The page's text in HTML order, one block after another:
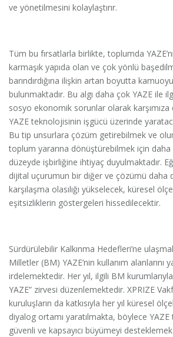
ve yönetilmesini kolaylaştırır.
Tüm bu fırsatlarla birlikte, toplumda
karmaşık yapıda olan ve çok yönlü
barındırdığına ilişkin artan boyutta kamuoyu
bulunmaktadır. Bu algı daha çok YAZE ile
sosyo ekonomik sorunlar olarak karşımıza
YAZE teknolojisinin işgücü üzerinde
Bu tip unsurlara çözüm getirebilmek ve
toplum yararına dönüştürebilmek için
düzeyde işbirliğine ihtiyaç duyulmaktadır.
dijital uçurumun bir diğer ve çözümü daha
karşılaşma olasılığı yükselecek, küresel
eşitsizliklerin göstergeleri hissedilecektir.
Sürdürülebilir Kalkınma Hedefleri’ne
Milletler (BM) YAZE’nin kullanım alanlarını
irdelemektedir. Her yıl, ilgili BM
YAZE” zirvesi düzenlemektedir. XPRIZE
kuruluşların da katkısıyla her yıl küresel
diyalog ortamı yaratılmakta, böylece
güvenli ve kapsayıcı büyümeyi